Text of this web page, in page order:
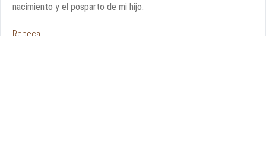
nacimiento y el posparto de mi hijo.
Rebeca